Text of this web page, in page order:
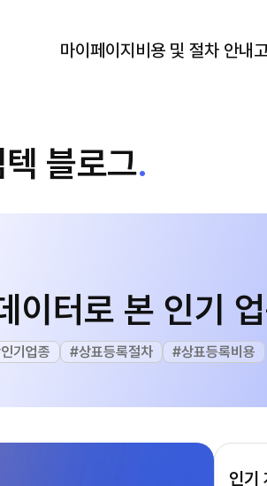
마이페이지 비용 및 절차 안내
블로그.
이터로 본 인기
인기업종 #상표등록절차 #상표등록비용
인기